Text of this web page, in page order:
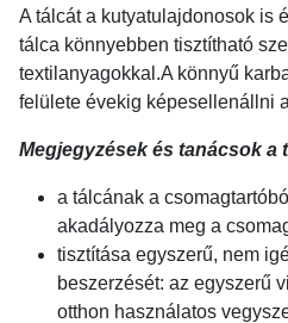
A tálcát a kutyatulajdonosok is
tálca könnyebben tisztítható
textilanyagokkal.A könnyű
felülete évekig képesellenállni
Megjegyzések és tanácsok a
a tálcának a
akadályozza meg a
tisztítása egyszerű, nem
beszerzését: az egyszerű
otthon használatos